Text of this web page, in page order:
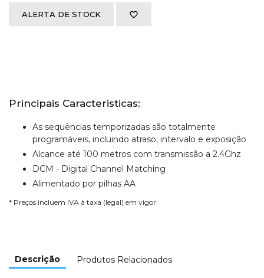
ALERTA DE STOCK
Principais Caracteristicas:
As sequências temporizadas são totalmente
programáveis, incluindo atraso, intervalo e exposição
Alcance até 100 metros com transmissão a 2.4Ghz
DCM - Digital Channel Matching
Alimentado por pilhas AA
* Preços incluem IVA à taxa (legal) em vigor
Descrição Produtos Relacionados